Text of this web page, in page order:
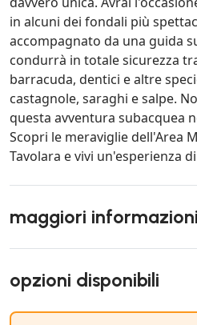
in alcuni dei fondali più
accompagnato da una guida
condurrà in totale sicurezza
barracuda, dentici e altre
castagnole, saraghi e salpe.
questa avventura subacquea
Scopri le meraviglie dell'Area
Tavolara e vivi un'esperienza
maggiori informazioni
opzioni disponibili